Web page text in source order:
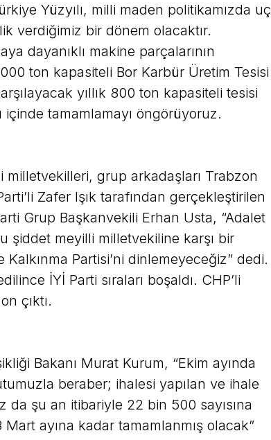
Yüzyılı, milli maden politikamızda uç
verdiğimiz bir dönem olacaktır.
dayanıklı makine parçalarının
ton kapasiteli Bor Karbür Üretim Tesisi
yıllık 800 ton kapasiteli tesisi
içinde tamamlamayı öngörüyoruz.
milletvekilleri, grup arkadaşları Trabzon
Zafer Işık tarafından gerçekleştirilen
Grup Başkanvekili Erhan Usta, “Adalet
şiddet meyilli milletvekiline karşı bir
Partisi’ni dinlemeyeceğiz” dedi.
İYİ Parti sıraları boşaldı. CHP’li
çıktı.
Bakanı Murat Kurum, “Ekim ayında
beraber; ihalesi yapılan ve ihale
da şu an itibariyle 22 bin 500 sayısına
ayına kadar tamamlanmış olacak”